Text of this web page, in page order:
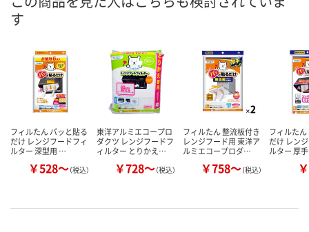
お届け日
数量
カゴへ
数量
カゴへ カ
す
フィルたん パッと貼る
だけ レンジフードフィ
ルター 深型用 …
￥528～（税込）
東洋アルミエコープロ
ダクツ レンジフードフ
ィルター とりかえ…
￥728～（税込）
フィルたん 整流板付き
レンジフード用 東洋ア
ルミエコープロダ…
￥758～（税込）
フィルた
だけ レン
ルター 厚